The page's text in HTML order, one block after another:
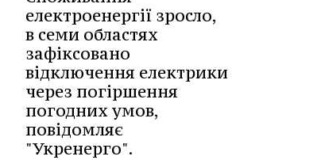
електроенергії зросло,
в семи областях
зафіксовано
відключення електрики
через погіршення
погодних умов,
повідомляє
"Укренерго".